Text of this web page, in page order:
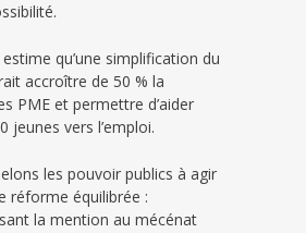
qu’une simplification du
accroître de 50 % la
PME et permettre d’aider
jeunes vers l’emploi.
les pouvoir publics à agir
réforme équilibrée :
la mention au mécénat